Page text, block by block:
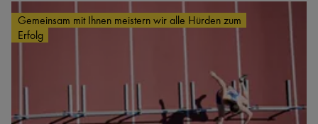
Gemeinsam mit Ihnen meistern wir alle Hürden zum
Erfolg